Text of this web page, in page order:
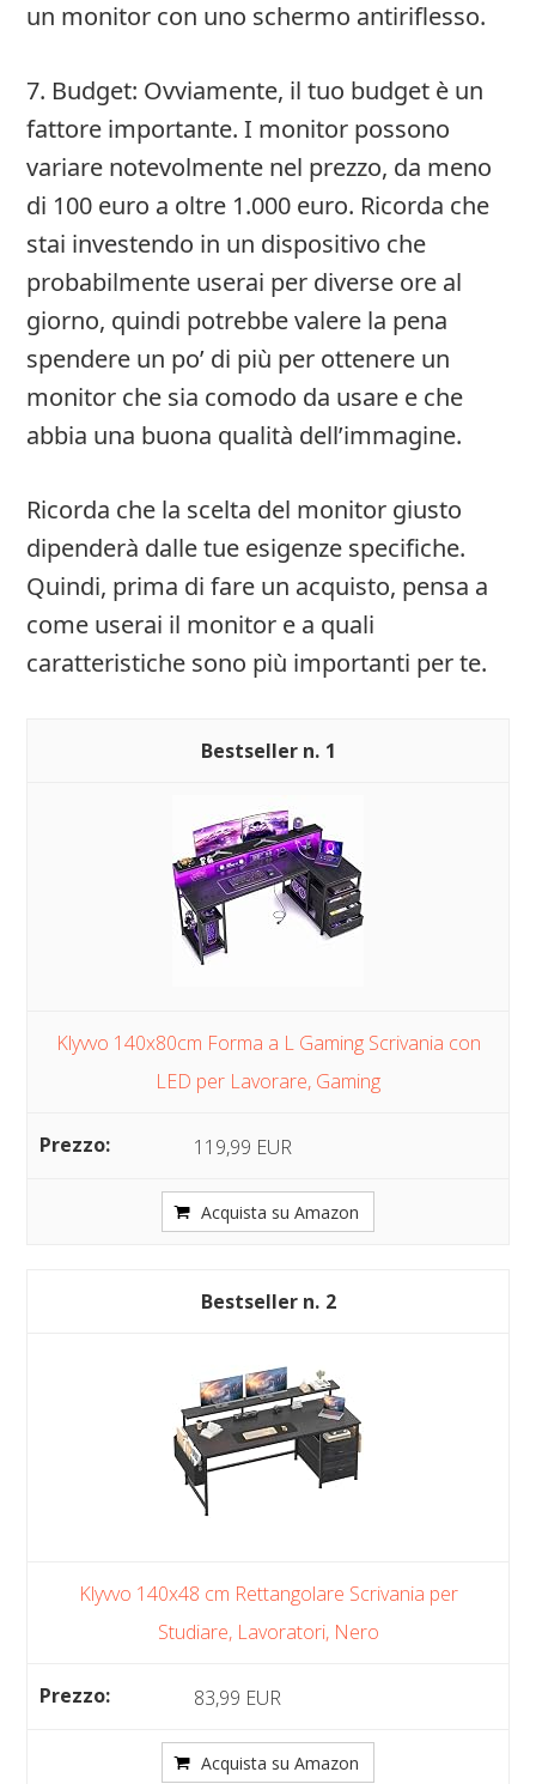
un monitor con uno schermo antiriflesso.
7. Budget: Ovviamente, il tuo budget è un
fattore importante. I monitor possono
variare notevolmente nel prezzo, da meno
di 100 euro a oltre 1.000 euro. Ricorda che
stai investendo in un dispositivo che
probabilmente userai per diverse ore al
giorno, quindi potrebbe valere la pena
spendere un po’ di più per ottenere un
monitor che sia comodo da usare e che
abbia una buona qualità dell’immagine.
Ricorda che la scelta del monitor giusto
dipenderà dalle tue esigenze specifiche.
Quindi, prima di fare un acquisto, pensa a
come userai il monitor e a quali
caratteristiche sono più importanti per te.
1
Klyvvo 140x80cm Forma a L Gaming Scrivania con
LED per Lavorare, Gaming
119,99 EUR
Acquista su Amazon
2
Klyvvo 140x48 cm Rettangolare Scrivania per
Studiare, Lavoratori, Nero
83,99 EUR
Acquista su Amazon